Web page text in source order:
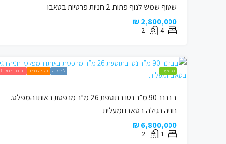
שטוף שמש לנוף פתוח. 2 חניות פרטיות בטאבו
2,800,000 ₪
4
2
מומלץ ! למכירה הצעה חמה ירידת מחיר !
בברנר 90 מ”ר נטו בתוספת 26 מ”ר מרפסת באותו המפלס.
חניה רגילה בטאבו ומעלית
6,800,000 ₪
1
2